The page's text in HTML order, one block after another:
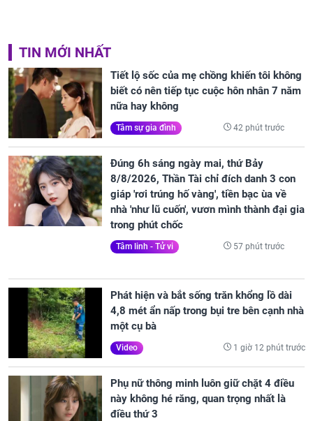
TIN MỚI NHẤT
Tiết lộ sốc của mẹ chồng khiến tôi không
biết có nên tiếp tục cuộc hôn nhân 7 năm
nữa hay không
Tâm sự gia đình 42 phút trước
Đúng 6h sáng ngày mai, thứ Bảy
8/8/2026, Thần Tài chỉ đích danh 3 con
giáp 'rơi trúng hố vàng', tiền bạc ùa về
nhà 'như lũ cuốn', vươn mình thành đại gia
trong phút chốc
Tâm linh - Tử vi 57 phút trước
Phát hiện và bắt sống trăn khổng lồ dài
4,8 mét ẩn nấp trong bụi tre bên cạnh nhà
một cụ bà
Video 1 giờ 12 phút trước
Phụ nữ thông minh luôn giữ chặt 4 điều
này không hé răng, quan trọng nhất là
điều thứ 3